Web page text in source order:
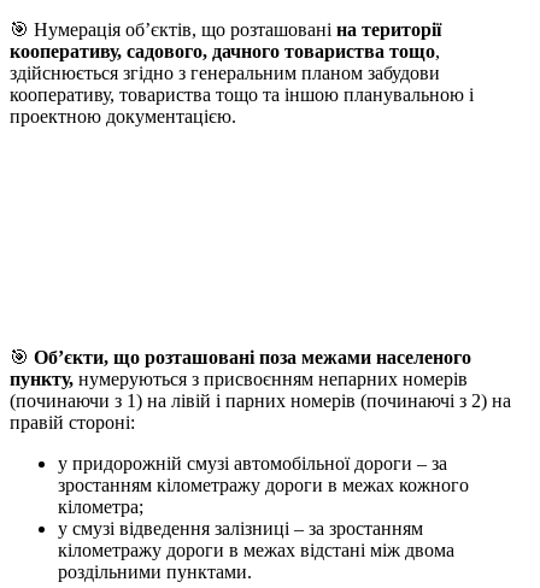
🎯 Нумерація об’єктів, що розташовані на території
кооперативу, садового, дачного товариства тощо,
здійснюється згідно з генеральним планом забудови
кооперативу, товариства тощо та іншою планувальною і
проектною документацією.
🎯 Об’єкти, що розташовані поза межами населеного
пункту, нумеруються з присвоєнням непарних номерів
(починаючи з 1) на лівій і парних номерів (починаючі з 2) на
правій стороні:
у придорожній смузі автомобільної дороги – за
зростанням кілометражу дороги в межах кожного
кілометра;
у смузі відведення залізниці – за зростанням
кілометражу дороги в межах відстані між двома
роздільними пунктами.